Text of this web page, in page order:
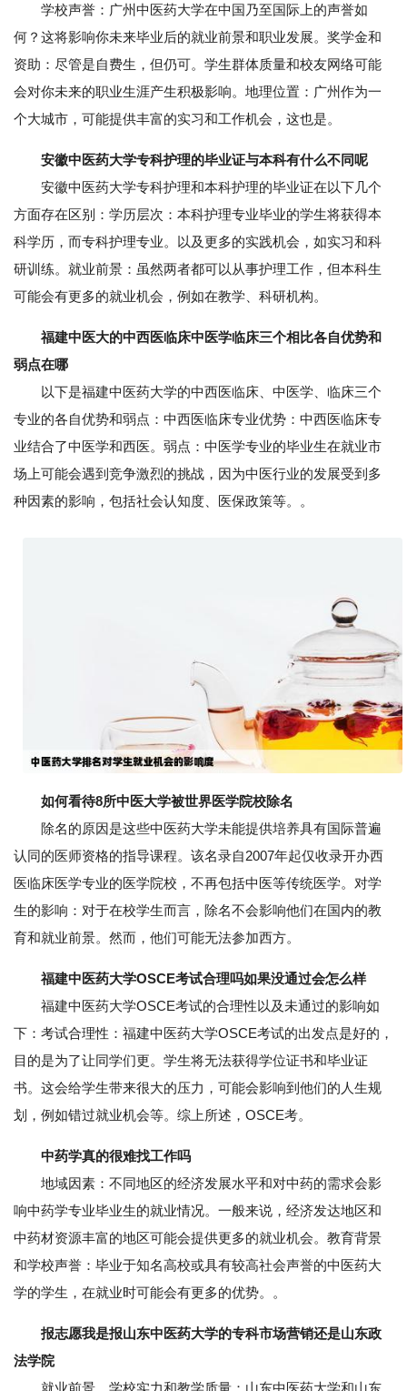
学校声誉：广州中医药大学在中国乃至国际上的声誉如
何？这将影响你未来毕业后的就业前景和职业发展。奖学金和
资助：尽管是自费生，但仍可。学生群体质量和校友网络可能
会对你未来的职业生涯产生积极影响。地理位置：广州作为一
个大城市，可能提供丰富的实习和工作机会，这也是。
安徽中医药大学专科护理的毕业证与本科有什么不同呢
安徽中医药大学专科护理和本科护理的毕业证在以下几个
方面存在区别：学历层次：本科护理专业毕业的学生将获得本
科学历，而专科护理专业。以及更多的实践机会，如实习和科
研训练。就业前景：虽然两者都可以从事护理工作，但本科生
可能会有更多的就业机会，例如在教学、科研机构。
福建中医大的中西医临床中医学临床三个相比各自优势和
弱点在哪
以下是福建中医药大学的中西医临床、中医学、临床三个
专业的各自优势和弱点：中西医临床专业优势：中西医临床专
业结合了中医学和西医。弱点：中医学专业的毕业生在就业市
场上可能会遇到竞争激烈的挑战，因为中医行业的发展受到多
种因素的影响，包括社会认知度、医保政策等。。
如何看待8所中医大学被世界医学院校除名
除名的原因是这些中医药大学未能提供培养具有国际普遍
认同的医师资格的指导课程。该名录自2007年起仅收录开办西
医临床医学专业的医学院校，不再包括中医等传统医学。对学
生的影响：对于在校学生而言，除名不会影响他们在国内的教
育和就业前景。然而，他们可能无法参加西方。
福建中医药大学OSCE考试合理吗如果没通过会怎么样
福建中医药大学OSCE考试的合理性以及未通过的影响如
下：考试合理性：福建中医药大学OSCE考试的出发点是好的，
目的是为了让同学们更。学生将无法获得学位证书和毕业证
书。这会给学生带来很大的压力，可能会影响到他们的人生规
划，例如错过就业机会等。综上所述，OSCE考。
中药学真的很难找工作吗
地域因素：不同地区的经济发展水平和对中药的需求会影
响中药学专业毕业生的就业情况。一般来说，经济发达地区和
中药材资源丰富的地区可能会提供更多的就业机会。教育背景
和学校声誉：毕业于知名高校或具有较高社会声誉的中医药大
学的学生，在就业时可能会有更多的优势。。
报志愿我是报山东中医药大学的专科市场营销还是山东政
法学院
就业前景。学校实力和教学质量：山东中医药大学和山东